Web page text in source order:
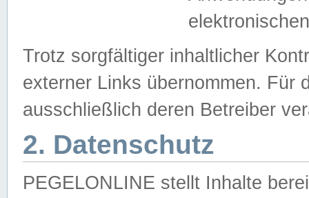
Trotz sorgfältiger inhaltlicher
externer Links übernommen. Für
ausschließlich deren Betreiber
2. Datenschutz
PEGELONLINE stellt Inhalte